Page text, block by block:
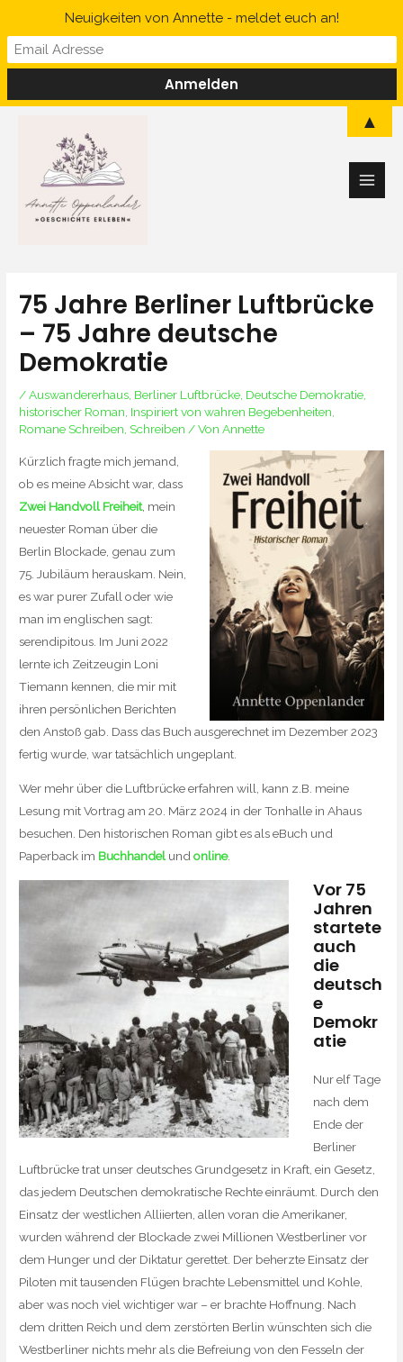
springen
Main
75 Jahre Berliner Luftbrücke
– 75 Jahre deutsche
Demokratie
/Auswandererhaus Berliner Luftbrücke Deutsche Demokratie
historischer Roman Inspiriert von wahren Begebenheiten
Romane Schreiben ,Schreiben / VonAnnette
Kürzlich fragte mich jemand,
ob es meine Absicht war, dass
Zwei Handvoll Freiheit, mein
neuester Roman über die
Berlin Blockade, genau zum
75. Jubiläum herauskam. Nein,
es war purer Zufall oder wie
man im englischen sagt:
serendipitous. Im Juni 2022
lernte ich Zeitzeugin Loni
Tiemann kennen, die mir mit
ihren persönlichen Berichten
den Anstoß gab. Dass das Buch ausgerechnet im Dezember 2023
fertig wurde, war tatsächlich ungeplant.
Wer mehr über die Luftbrücke erfahren will, kann z.B. meine
Lesung mit Vortrag am 20. März 2024 in der Tonhalle in Ahaus
besuchen. Den historischen Roman gibt es als eBuch und
Paperback im Buchhandelundonline.
Vor 75
Jahren
startete
auch
die
deutsch
e
Demokr
atie
Nur elf Tage
nach dem
Ende der
Berliner
Luftbrücke trat unser deutsches Grundgesetz in Kraft, ein Gesetz,
das jedem Deutschen demokratische Rechte einräumt. Durch den
Einsatz der westlichen Alliierten, allen voran die Amerikaner,
wurden während der Blockade zwei Millionen Westberliner vor
dem Hunger und der Diktatur gerettet. Der beherzte Einsatz der
Piloten mit tausenden Flügen brachte Lebensmittel und Kohle,
aber was noch viel wichtiger war – er brachte Hoffnung. Nach
dem dritten Reich und dem zerstörten Berlin wünschten sich die
Westberliner nichts mehr als die Befreiung von den Fesseln der
Neuigkeiten von Annette - meldet euch an!
▲